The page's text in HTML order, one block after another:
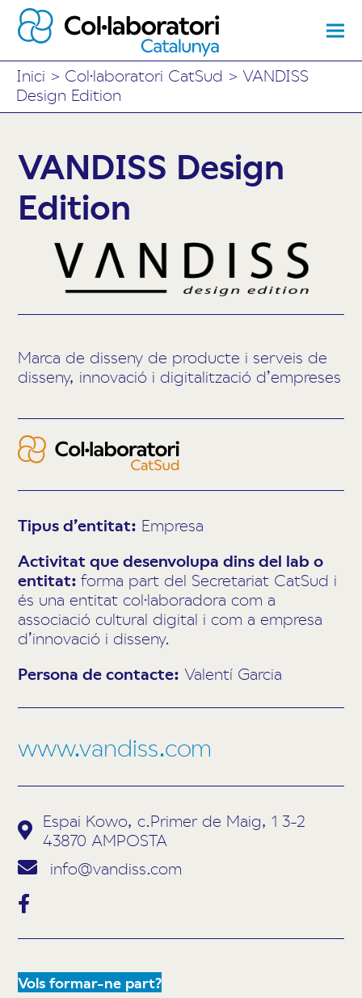
Inici > Col·laboratori CatSud > VANDISS
Design Edition
VANDISS Design
Edition
Marca de disseny de producte i serveis de
disseny, innovació i digitalització d’empreses
Tipus d’entitat: Empresa
Activitat que desenvolupa dins del lab o
entitat:forma part del Secretariat CatSud i
és una entitat col·laboradora com a
associació cultural digital i com a empresa
d’innovació i disseny.
Persona de contacte: Valentí Garcia
www.vandiss.com
Espai Kowo, c.Primer de Maig, 1 3-2
43870 AMPOSTA
info@vandiss.com
Vols formar-ne part?